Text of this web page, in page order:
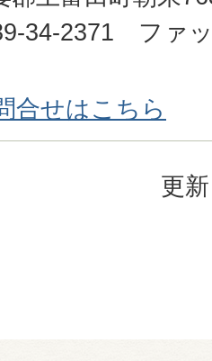
34-2371 ファ
合せはこちら
更